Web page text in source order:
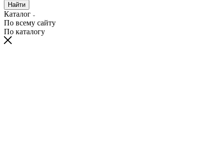
Найти
Каталог
По всему сайту
По каталогу